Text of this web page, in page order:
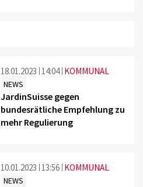
18.01.2023 14:04 KOMMUNAL
NEWS
JardinSuisse gegen
bundesrätliche Empfehlung zu
mehr Regulierung
10.01.2023 13:56 KOMMUNAL
NEWS